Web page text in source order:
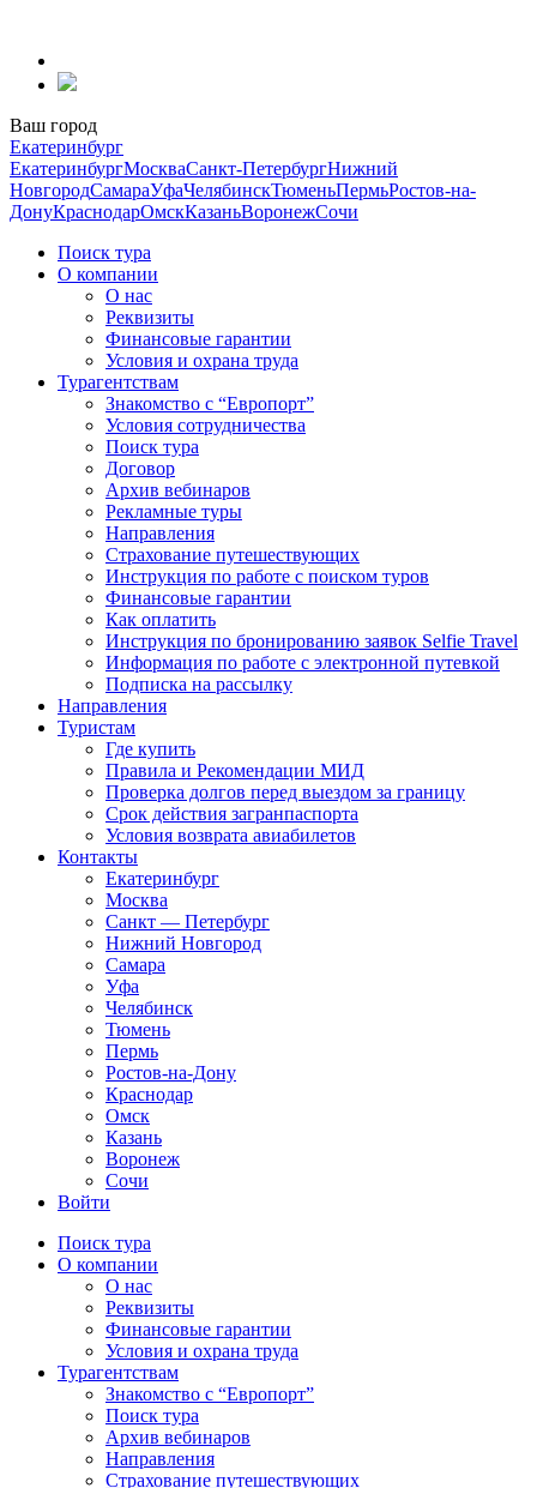
содержанию
Ваш город
Екатеринбург
ЕкатеринбургМоскваСанкт-ПетербургНижний
НовгородСамараУфаЧелябинскТюменьПермьРостов-на-
ДонуКраснодарОмскКазаньВоронежСочи
Поиск тура
О компании
О нас
Реквизиты
Финансовые гарантии
Условия и охрана труда
Турагентствам
Знакомство с “Европорт”
Условия сотрудничества
Поиск тура
Договор
Архив вебинаров
Рекламные туры
Направления
Страхование путешествующих
Инструкция по работе с поиском туров
Финансовые гарантии
Как оплатить
Инструкция по бронированию заявок Selfie Travel
Информация по работе с электронной путевкой
Подписка на рассылку
Направления
Туристам
Где купить
Правила и Рекомендации МИД
Проверка долгов перед выездом за границу
Срок действия загранпаспорта
Условия возврата авиабилетов
Контакты
Екатеринбург
Москва
Санкт — Петербург
Нижний Новгород
Самара
Уфа
Челябинск
Тюмень
Пермь
Ростов-на-Дону
Краснодар
Омск
Казань
Воронеж
Сочи
Войти
Поиск тура
О компании
О нас
Реквизиты
Финансовые гарантии
Условия и охрана труда
Турагентствам
Знакомство с “Европорт”
Поиск тура
Архив вебинаров
Направления
Страхование путешествующих